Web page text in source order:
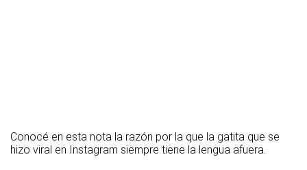
Conocé en esta nota la razón por la que la gatita que se
hizo viral en Instagram siempre tiene la lengua afuera.